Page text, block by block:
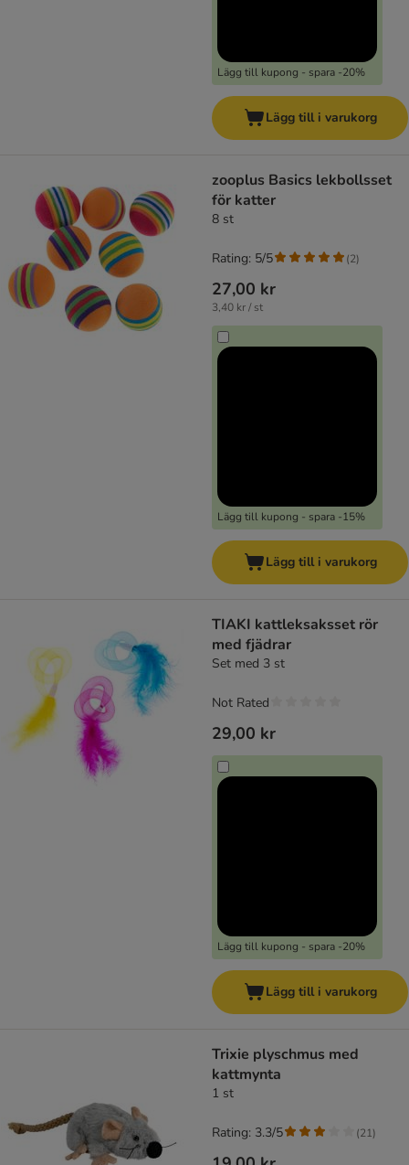
Lägg till kupong - spara -20%
Lägg till i varukorg
zooplus Basics lekbollsset
för katter
8 st
27,00 kr
3,40 kr / st
Lägg till kupong - spara -15%
Rating: 5/5 (2)
Lägg till i varukorg
TIAKI kattleksaksset rör
med fjädrar
Set med 3 st
29,00 kr
Lägg till kupong - spara -20%
Not Rated
Lägg till i varukorg
Trixie plyschmus med
kattmynta
1 st
Rating: 3.3/5 (21)